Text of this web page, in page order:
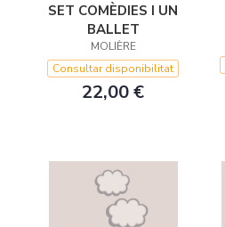
SET COMÈDIES I UN
BALLET
MOLIÈRE
Consultar disponibilitat
22,00 €